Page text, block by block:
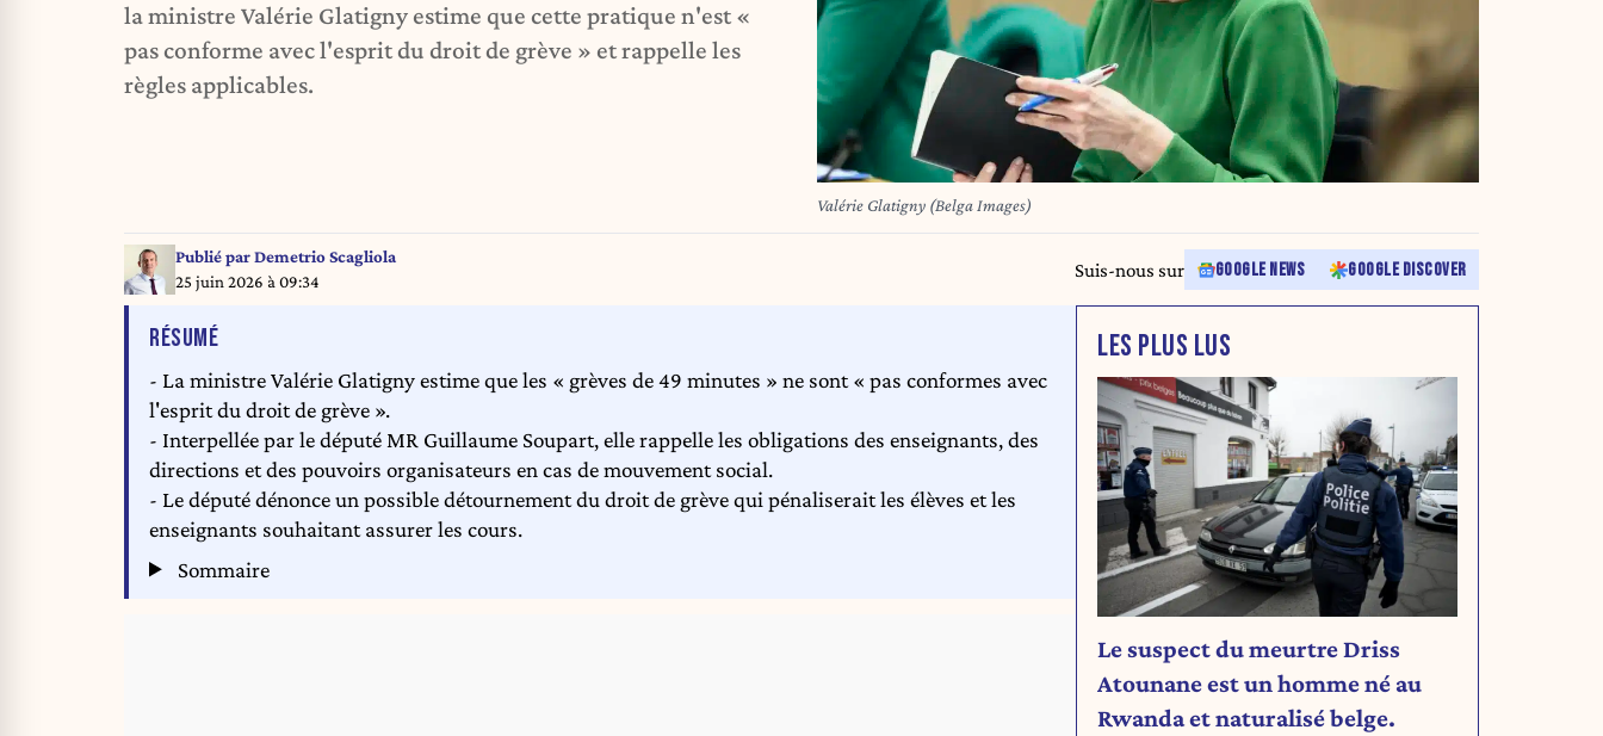
la ministre Valérie Glatigny estime que cette pratique n'est «
pas conforme avec l'esprit du droit de grève » et rappelle les
règles applicables.
Valérie Glatigny (Belga Images)
Publié parDemetrio Scagliola
25 juin 2026 à 09:34
Suis-nous sur GOOGLE NEWS GOOGLE DISCOVER
RÉSUMÉDE L'ARTICLE
- La ministre Valérie Glatigny estime que les « grèves de 49 minutes » ne sont « pas conformes avec
l'esprit du droit de grève ».
- Interpellée par le député MR Guillaume Soupart, elle rappelle les obligations des enseignants, des
directions et des pouvoirs organisateurs en cas de mouvement social.
- Le député dénonce un possible détournement du droit de grève qui pénaliserait les élèves et les
enseignants souhaitant assurer les cours.
Sommaire
LES PLUS LUS
Le suspect du meurtre Driss
Atounane est un homme né au
Rwanda et naturalisé belge.